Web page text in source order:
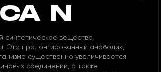
N
синтетическое вещество,
Это пролонгированный анаболик,
существенно увеличивается
соединений, а также